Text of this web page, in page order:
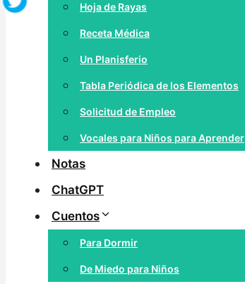
Hoja de Rayas
Receta Médica
Un Planisferio
Tabla Periódica de los Elementos
Solicitud de Empleo
Vocales para Niños para Aprender
Notas
ChatGPT
Cuentos
Para Dormir
De Miedo para Niños